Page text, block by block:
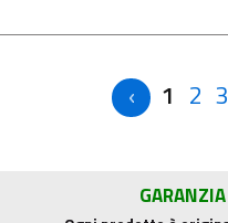
1 2 3